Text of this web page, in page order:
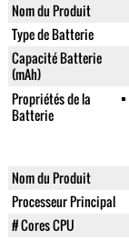
Nom du Produit
Type de Batterie
Capacité Batterie
(mAh)
Propriétés de la
Batterie
Nom du Produit
Processeur Principal
# Cores CPU